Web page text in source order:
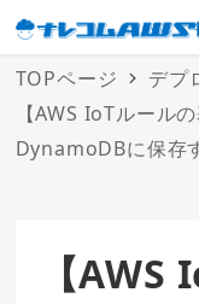
TOPページ
デプ
【AWS IoTルール
DynamoDBに保
【